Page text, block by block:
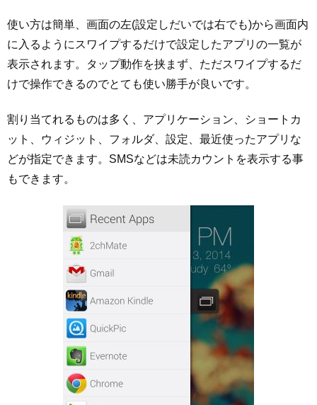
使い方は簡単、画面の左(設定しだいでは右でも)から画面内
に入るようにスワイプするだけで設定したアプリの一覧が
表示されます。タップ動作を挟まず、ただスワイプするだ
けで操作できるのでとても使い勝手が良いです。
割り当てれるものは多く、アプリケーション、ショートカ
ット、ウィジット、フォルダ、設定、最近使ったアプリな
どが指定できます。SMSなどは未読カウントを表示する事
もできます。